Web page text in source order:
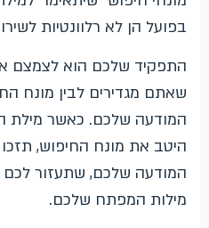
בפועל הן לא רלוונטיות
התפקיד שלכם הוא לצמצם
שאתם מגדירים לבין מונח
המודעה שלכם. כאשר
היטב את מונח החיפוש, תזכו
המודעה שלכם, שתעזור לכם
מילות המפתח שלכם.